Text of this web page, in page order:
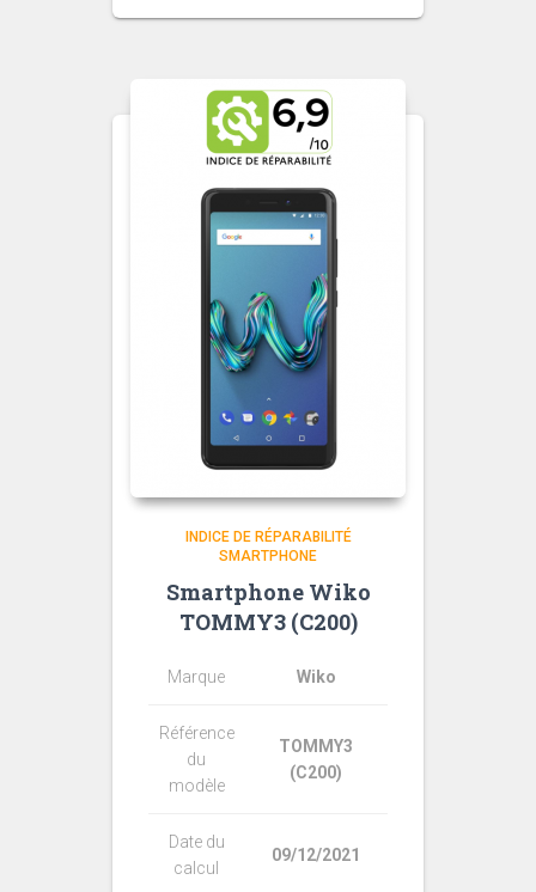
INDICE DE RÉPARABILITÉ
SMARTPHONE
Smartphone Wiko
TOMMY3 (C200)
Marque Wiko
Référence
du
modèle
TOMMY3
(C200)
Date du
calcul
09/12/2021